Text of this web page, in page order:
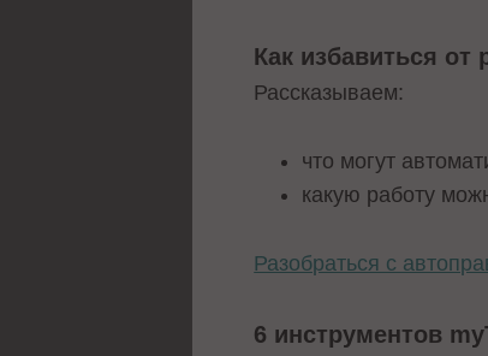
Как избавиться
Рассказываем:
что могут
какую работу
Разобраться с
6 инструментов